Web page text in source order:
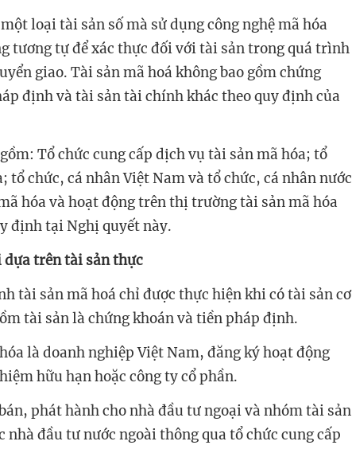
loại tài sản số mà sử dụng công nghệ mã hóa
tương tự để xác thực đối với tài sản trong quá trình
giao. Tài sản mã hoá không bao gồm chứng
định và tài sản tài chính khác theo quy định của
Tổ chức cung cấp dịch vụ tài sản mã hóa; tổ
tổ chức, cá nhân Việt Nam và tổ chức, cá nhân nước
hóa và hoạt động trên thị trường tài sản mã hóa
định tại Nghị quyết này.
dựa trên tài sản thực
tài sản mã hoá chỉ được thực hiện khi có tài sản cơ
tài sản là chứng khoán và tiền pháp định.
là doanh nghiệp Việt Nam, đăng ký hoạt động
hữu hạn hoặc công ty cổ phần.
phát hành cho nhà đầu tư ngoại và nhóm tài sản
nhà đầu tư nước ngoài thông qua tổ chức cung cấp